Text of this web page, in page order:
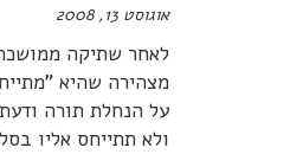
אוגוסט 13, 2008
לאחר שתיקה
מצהירה שהיא
על הנחלת תורה
ולא תתייחס אליו